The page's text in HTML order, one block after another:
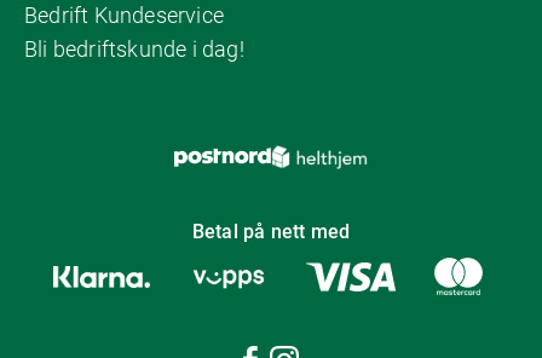
Bedrift Kundeservice
Bli bedriftskunde i dag!
Betal på nett med